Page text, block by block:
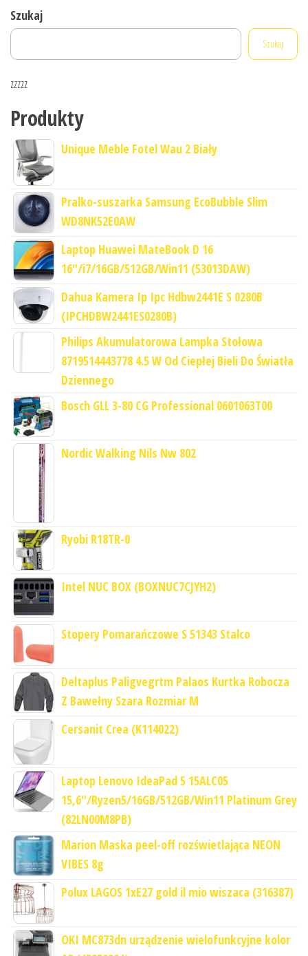
Szukaj
Szukaj
zzzzz
Produkty
Unique Meble Fotel Wau 2 Biały
Pralko-suszarka Samsung EcoBubble Slim
WD8NK52E0AW
Laptop Huawei MateBook D 16
16"/i7/16GB/512GB/Win11 (53013DAW)
Dahua Kamera Ip Ipc Hdbw2441E S 0280B
(IPCHDBW2441ES0280B)
Philips Akumulatorowa Lampka Stołowa
8719514443778 4.5 W Od Ciepłej Bieli Do Światła
Dziennego
Bosch GLL 3-80 CG Professional 0601063T00
Nordic Walking Nils Nw 802
Ryobi R18TR-0
Intel NUC BOX (BOXNUC7CJYH2)
Stopery Pomarańczowe S 51343 Stalco
Deltaplus Paligvegrtm Palaos Kurtka Robocza
Z Bawełny Szara Rozmiar M
Cersanit Crea (K114022)
Laptop Lenovo IdeaPad 5 15ALC05
15,6"/Ryzen5/16GB/512GB/Win11 Platinum Grey
(82LN00M8PB)
Marion Maska peel-off rozświetlająca NEON
VIBES 8g
Polux LAGOS 1xE27 gold il mio wiszaca (316387)
OKI MC873dn urządzenie wielofunkcyjne kolor